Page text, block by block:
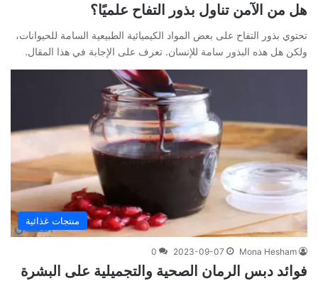
هل من الآمن تناول بذور التفاح علميًا؟
تحتوي بذور التفاح على بعض المواد الكيميائية الطبيعية السامة للحيوانات،
ولكن هل هذه البذور سامة للإنسان. تعرف على الإجابة في هذا المقال.
منتجات غذائية
Mona Hesham
2023-09-07
0
فوائد دبس الرمان الصحية والتجميلية على البشرة